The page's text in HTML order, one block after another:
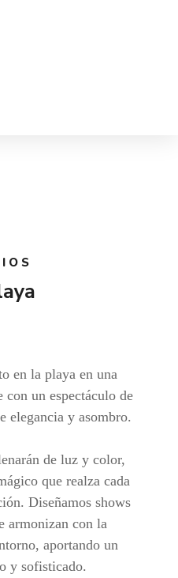
en la playa en una
un espectáculo de
elegancia y asombro.
de luz y color,
que realza cada
Diseñamos shows
armonizan con la
aportando un
y sofisticado.